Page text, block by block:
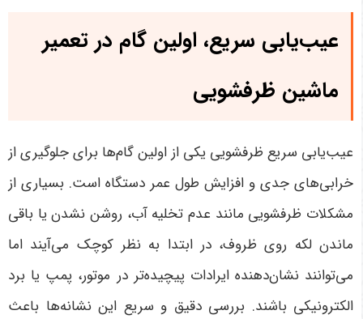
عیب‌یابی سریع، اولین گام در تعمیر
ماشین ظرفشویی
عیب‌یابی سریع ظرفشویی یکی از اولین گام‌ها برای جلوگیری از
خرابی‌های جدی و افزایش طول عمر دستگاه است. بسیاری از
مشکلات ظرفشویی مانند عدم تخلیه آب، روشن نشدن یا باقی
ماندن لکه روی ظروف، در ابتدا به نظر کوچک می‌آیند اما
می‌توانند نشان‌دهنده ایرادات پیچیده‌تر در موتور، پمپ یا برد
الکترونیکی باشند. بررسی دقیق و سریع این نشانه‌ها باعث